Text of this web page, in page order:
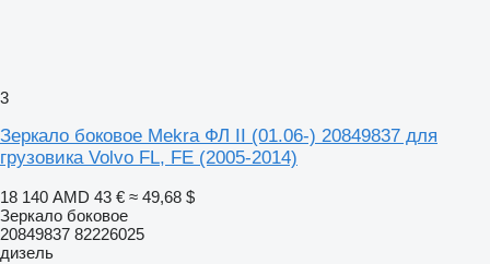
3
Зеркало боковое Mekra ФЛ II (01.06-) 20849837 для
грузовика Volvo FL, FE (2005-2014)
18 140 AMD 43 € ≈ 49,68 $
Зеркало боковое
20849837 82226025
дизель